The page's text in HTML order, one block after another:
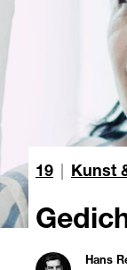
19 Kunst
Hans